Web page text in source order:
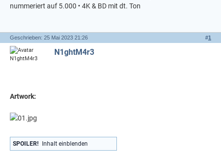
nummeriert auf 5.000 • 4K & BD mit dt. Ton
#1
Geschrieben: 25 Mai 2023 21:26
N1ghtM4r3
Artwork:
SPOILER! Inhalt einblenden